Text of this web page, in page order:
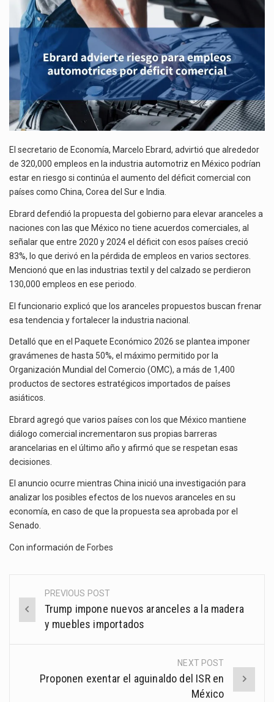
El Tribunal Federal de Justicia Administrativa (TFJA), a través de su Segunda Sala Regional en…
AUTOMOTRICES
POR
DÉFICIT
COMERCIAL
El secretario de Economía, Marcelo Ebrard, advirtió que alrededor
de 320,000 empleos en la industria automotriz en México podrían
estar en riesgo si continúa el aumento del déficit comercial con
países como China, Corea del Sur e India.
Ebrard defendió la propuesta del gobierno para elevar aranceles a
naciones con las que México no tiene acuerdos comerciales, al
señalar que entre 2020 y 2024 el déficit con esos países creció
83%, lo que derivó en la pérdida de empleos en varios sectores.
Mencionó que en las industrias textil y del calzado se perdieron
130,000 empleos en ese periodo.
El funcionario explicó que los aranceles propuestos buscan frenar
esa tendencia y fortalecer la industria nacional.
Detalló que en el Paquete Económico 2026 se plantea imponer
gravámenes de hasta 50%, el máximo permitido por la
Organización Mundial del Comercio (OMC), a más de 1,400
productos de sectores estratégicos importados de países
asiáticos.
Ebrard agregó que varios países con los que México mantiene
diálogo comercial incrementaron sus propias barreras
arancelarias en el último año y afirmó que se respetan esas
decisiones.
El anuncio ocurre mientras China inició una investigación para
analizar los posibles efectos de los nuevos aranceles en su
economía, en caso de que la propuesta sea aprobada por el
Senado.
Con información de Forbes
Post
navigation
PREVIOUS POST
Trump impone nuevos aranceles a la madera
y muebles importados
NEXT POST
Proponen exentar el aguinaldo del ISR en
México